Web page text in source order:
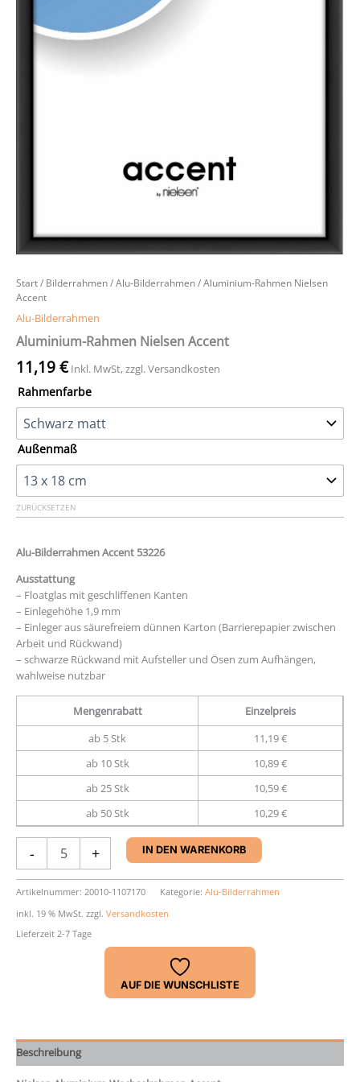
Start/ Bilderrahmen/Alu-Bilderrahmen/ Aluminium-Rahmen Nielsen
Accent
Alu-Bilderrahmen
Aluminium-Rahmen Nielsen Accent
11,19€ Inkl. MwSt, zzgl. Versandkosten
Rahmenfarbe
Außenmaß
ZURÜCKSETZEN
Alu-Bilderrahmen Accent 53226
Ausstattung
– Floatglas mit geschliffenen Kanten
– Einlegehöhe 1,9 mm
– Einleger aus säurefreiem dünnen Karton (Barrierepapier zwischen
Arbeit und Rückwand)
– schwarze Rückwand mit Aufsteller und Ösen zum Aufhängen,
wahlweise nutzbar
Mengenrabatt
Einzelpreis
ab 5 Stk
11,19 €
ab 10 Stk
10,89 €
ab 25 Stk
10,59 €
ab 50 Stk
10,29 €
-
Rahmen
Nielsen
Accent
Menge
+ IN DEN WARENKORB
Artikelnummer: 20010-1107170 Kategorie: Alu-Bilderrahmen
inkl. 19 % MwSt. zzgl. Versandkosten
Lieferzeit 2-7 Tage
AUF DIE WUNSCHLISTE
Beschreibung